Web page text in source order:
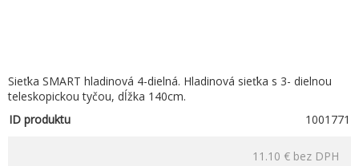
Sieťka SMART hladinová 4-dielná. Hladinová sieťka s 3- dielnou
teleskopickou tyčou, dĺžka 140cm.
ID produktu
1001771
11.10 € bez DPH